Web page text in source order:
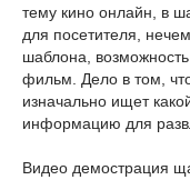
тему кино онлайн, в
для посетителя,
шаблона,
фильм. Дело в том,
изначально ищет
информацию для
Видео демострация